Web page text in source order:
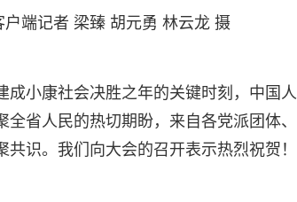
端记者 梁臻 胡元勇 林云龙 摄
小康社会决胜之年的关键时刻，中国人
省人民的热切期盼，来自各党派团体、
识。我们向大会的召开表示热烈祝贺！